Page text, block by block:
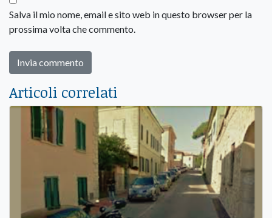
Salva il mio nome, email e sito web in questo browser per la
prossima volta che commento.
Articoli correlati